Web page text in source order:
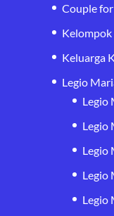
Couple
Kelompok
Keluarga
Legio
Legio
Legio
Legio
Legio
Legio